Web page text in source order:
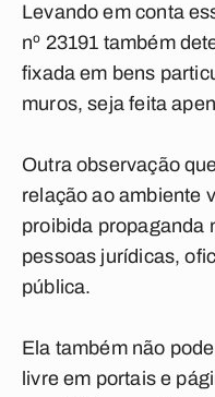
Levando em conta
nº 23191 também
fixada em bens
muros, seja feita
Outra observação
relação ao ambiente
proibida propaganda
pessoas jurídicas,
pública.
Ela também não
livre em portais e